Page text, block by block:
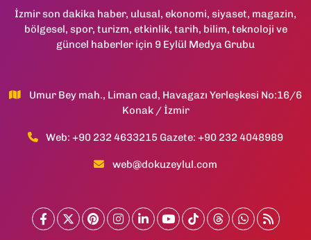
İzmir son dakika haber, ulusal, ekonomi, siyaset, magazin,
bölgesel, spor, turizm, etkinlik, tarih, bilim, teknoloji ve
güncel haberler için 9 Eylül Medya Grubu
Umur Bey mah., Liman cad, Havagazı Yerleşkesi No:16/6
Konak / İzmir
Web: +90 232 4633215 Gazete: +90 232 4048989
web@dokuzeylul.com